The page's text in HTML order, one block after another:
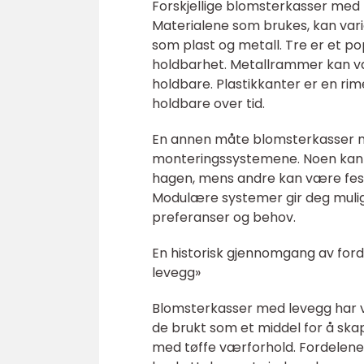
Forskjellige blomsterkasser
Materialene som brukes, kan
som plast og metall. Tre er et
holdbarhet. Metallrammer kan
holdbare. Plastikkanter er en
holdbare over tid.
En annen måte blomsterkasser
monteringssystemene. Noen
hagen, mens andre kan være
Modulære systemer gir deg
preferanser og behov.
En historisk gjennomgang av
levegg»
Blomsterkasser med levegg
de brukt som et middel for å
med tøffe værforhold.